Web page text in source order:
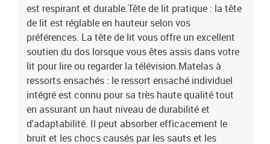
est respirant et durable.Tête de lit pratique : la tête
de lit est réglable en hauteur selon vos
préférences. La tête de lit vous offre un excellent
soutien du dos lorsque vous êtes assis dans votre
lit pour lire ou regarder la télévision.Matelas à
ressorts ensachés : le ressort ensaché individuel
intégré est connu pour sa très haute qualité tout
en assurant un haut niveau de durabilité et
d'adaptabilité. Il peut absorber efficacement le
bruit et les chocs causés par les sauts et les